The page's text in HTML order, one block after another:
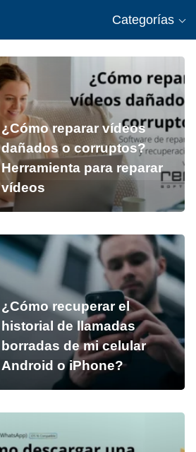
Categorías
¿Cómo reparar vídeos
dañados o corruptos?
Herramienta para reparar
vídeos
¿Cómo recuperar el
historial de llamadas
borradas de mi celular
Android o iPhone?